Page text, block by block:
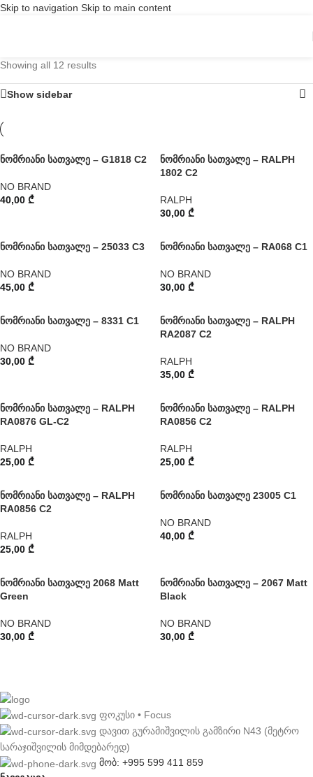
Skip to navigation Skip to main content
Showing all 12 results
Show sidebar
ნომრიანი სათვალე – G1818 C2
NO BRAND
40,00 ₾
ნომრიანი სათვალე – RALPH
1802 C2
RALPH
30,00 ₾
ნომრიანი სათვალე – 25033 C3
NO BRAND
45,00 ₾
ნომრიანი სათვალე – RA068 C1
NO BRAND
30,00 ₾
ნომრიანი სათვალე – 8331 C1
NO BRAND
30,00 ₾
ნომრიანი სათვალე – RALPH
RA2087 C2
RALPH
35,00 ₾
ნომრიანი სათვალე – RALPH
RA0876 GL-C2
RALPH
25,00 ₾
ნომრიანი სათვალე – RALPH
RA0856 C2
RALPH
25,00 ₾
ნომრიანი სათვალე – RALPH
RA0856 C2
RALPH
25,00 ₾
ნომრიანი სათვალე 23005 C1
NO BRAND
40,00 ₾
ნომრიანი სათვალე 2068 Matt
Green
NO BRAND
30,00 ₾
ნომრიანი სათვალე – 2067 Matt
Black
NO BRAND
30,00 ₾
ფოკუსი • Focus
დავით გურამიშვილის გამზირი N43 (მეტრო
სარაჯიშვილის მიმდებარედ)
მობ: +995 599 411 859